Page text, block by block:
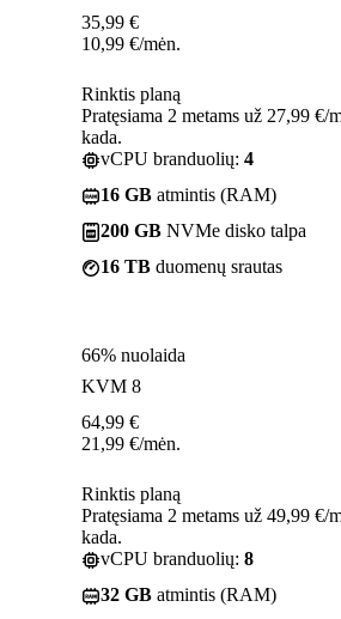
35,99 €
10,99 €/mėn.
Rinktis planą
Pratęsiama 2 metams už 27,99 €/
kada.
vCPU branduolių: 4
16 GB atmintis (RAM)
200 GB NVMe disko talpa
16 TB duomenų srautas
66% nuolaida
KVM 8
64,99 €
21,99 €/mėn.
Rinktis planą
Pratęsiama 2 metams už 49,99 €/
kada.
vCPU branduolių: 8
32 GB atmintis (RAM)